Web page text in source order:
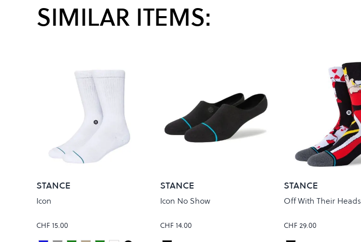
SIMILAR ITEMS:
STANCE
Icon
CHF 15.00
STANCE
Icon No Show
CHF 14.00
STANCE
Off With Their Heads
CHF 29.00